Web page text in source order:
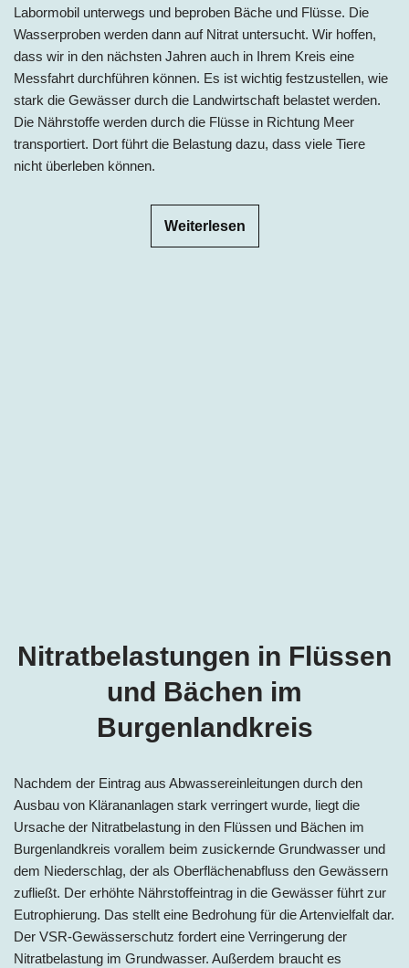
Labormobil unterwegs und beproben Bäche und Flüsse. Die
Wasserproben werden dann auf Nitrat untersucht. Wir hoffen,
dass wir in den nächsten Jahren auch in Ihrem Kreis eine
Messfahrt durchführen können. Es ist wichtig festzustellen, wie
stark die Gewässer durch die Landwirtschaft belastet werden.
Die Nährstoffe werden durch die Flüsse in Richtung Meer
transportiert. Dort führt die Belastung dazu, dass viele Tiere
nicht überleben können.
Weiterlesen
Nitratbelastungen in Flüssen
und Bächen im
Burgenlandkreis
Nachdem der Eintrag aus Abwassereinleitungen durch den
Ausbau von Klärananlagen stark verringert wurde, liegt die
Ursache der Nitratbelastung in den Flüssen und Bächen im
Burgenlandkreis vorallem beim zusickernde Grundwasser und
dem Niederschlag, der als Oberflächenabfluss den Gewässern
zufließt. Der erhöhte Nährstoffeintrag in die Gewässer führt zur
Eutrophierung. Das stellt eine Bedrohung für die Artenvielfalt dar.
Der VSR-Gewässerschutz fordert eine Verringerung der
Nitratbelastung im Grundwasser. Außerdem braucht es